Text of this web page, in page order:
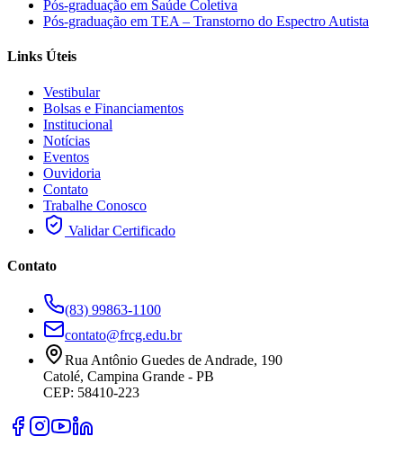
Pós-graduação em Saúde Coletiva
Pós-graduação em TEA – Transtorno do Espectro Autista
Links Úteis
Vestibular
Bolsas e Financiamentos
Institucional
Notícias
Eventos
Ouvidoria
Contato
Trabalhe Conosco
Validar Certificado
Contato
(83) 99863-1100
contato@frcg.edu.br
Rua Antônio Guedes de Andrade, 190
Catolé, Campina Grande - PB
CEP: 58410-223